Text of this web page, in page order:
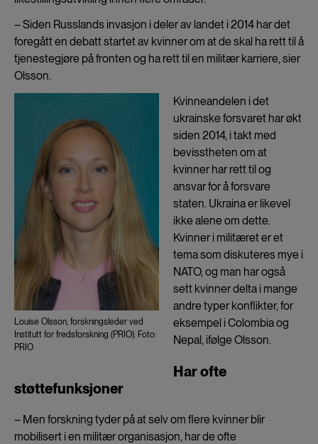
– Siden Russlands invasjon i deler av landet i 2014 har det
foregått en debatt startet av kvinner om at de skal ha rett til å
tjenestegjøre på fronten og ha rett til en militær karriere, sier
Olsson.
Louise Olsson, forskningsleder ved
Institutt for fredsforskning (PRIO). Foto:
PRIO
Kvinneandelen i det
ukrainske forsvaret har økt
siden 2014, i takt med
bevisstheten om at
kvinner har rett til og
ansvar for å forsvare
staten. Ukraina er likevel
ikke alene om dette.
Kvinner i militæret er et
tema som diskuteres mye i
NATO, og man har også
sett kvinner delta i mange
andre typer konflikter, for
eksempel i Colombia og
Nepal, ifølge Olsson.
Har ofte
støttefunksjoner
– Men forskning tyder på at selv om flere kvinner blir
mobilisert i en militær organisasjon, har de ofte